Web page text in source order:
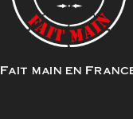
Fait main en